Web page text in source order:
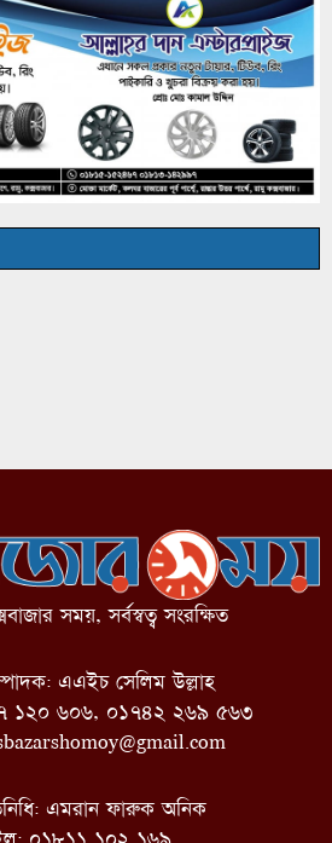
সময়, সর্বস্বত্ব সংরক্ষিত
এএইচ সেলিম উল্লাহ
১২০ ৬০৬, ০১৭৪২ ২৬৯ ৫৬৩
এমরান ফারুক অনিক